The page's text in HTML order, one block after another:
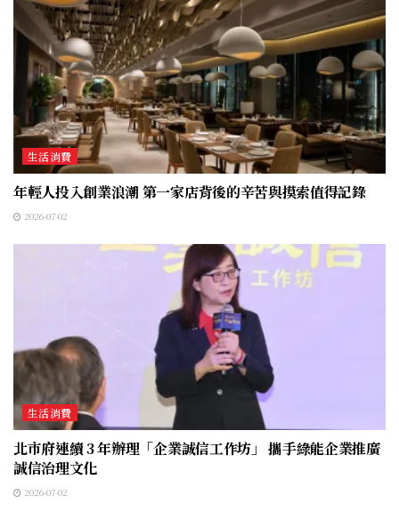
生活消費
年輕人投入創業浪潮 第一家店背後的辛苦與摸索值得記錄
2026-07-02
生活消費
北市府連續 3 年辦理「企業誠信工作坊」 攜手綠能企業推廣
誠信治理文化
2026-07-02